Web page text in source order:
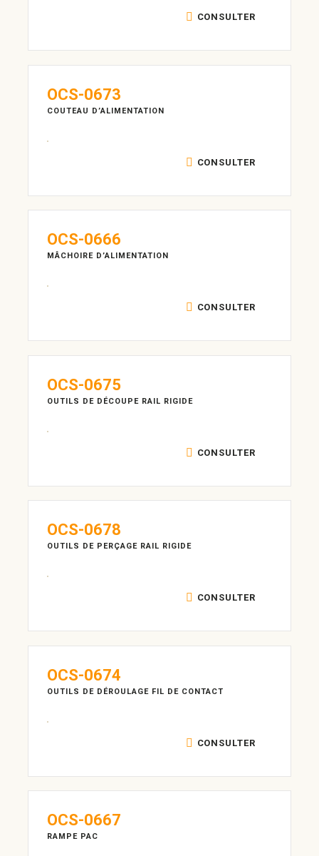
CONSULTER
OCS-0673
COUTEAU D’ALIMENTATION
CONSULTER
OCS-0666
MÂCHOIRE D’ALIMENTATION
CONSULTER
OCS-0675
OUTILS DE DÉCOUPE RAIL RIGIDE
CONSULTER
OCS-0678
OUTILS DE PERÇAGE RAIL RIGIDE
CONSULTER
OCS-0674
OUTILS DE DÉROULAGE FIL DE CONTACT
CONSULTER
OCS-0667
RAMPE PAC